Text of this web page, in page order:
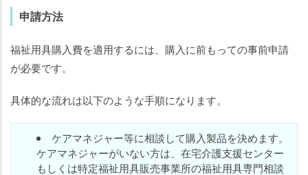
申請方法
福祉用具購入費を適用するには、購入に前もっての事前申請
が必要です。
具体的な流れは以下のような手順になります。
ケアマネジャー等に相談して購入製品を決めます。
ケアマネジャーがいない方は、在宅介護支援センター
もしくは特定福祉用具販売事業所の福祉用具専門相談